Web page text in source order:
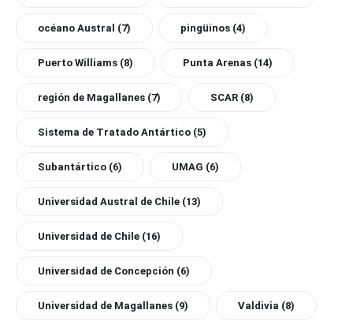
océano Austral (7) pingüinos (4)
Puerto Williams (8) Punta Arenas (14)
región de Magallanes (7) SCAR (8)
Sistema de Tratado Antártico (5)
Subantártico (6) UMAG (6)
Universidad Austral de Chile (13)
Universidad de Chile (16)
Universidad de Concepción (6)
Universidad de Magallanes (9) Valdivia (8)